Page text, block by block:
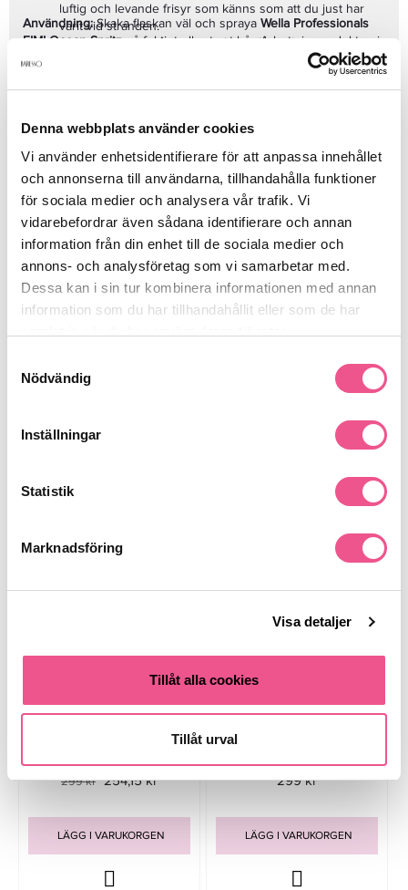
Denna webbplats använder cookies
Vi använder enhetsidentifierare för att anpassa innehållet
och annonserna till användarna, tillhandahålla funktioner
för sociala medier och analysera vår trafik. Vi
vidarebefordrar även sådana identifierare och annan
information från din enhet till de sociala medier och
annons- och analysföretag som vi samarbetar med.
Dessa kan i sin tur kombinera informationen med annan
information som du har tillhandahållit eller som de har
Nödvändig
Inställningar
Statistik
Marknadsföring
Visa detaljer
Tillåt alla cookies
Tillåt urval
luftig och levande frisyr som känns som att du just har
varit vid stranden.
Lätt och flexibel hållbarhet:Håller håret på plats utan att
det känns stelt eller klibbigt, så att du kan ändra stilen när
Passar alla hårtyper:Idealisk för både korta och långa hår,
avslappnad men kontrollerad look.
Användning:Skaka flaskan väl och spraya Wella Professionals
EIMI Ocean Spritzpå fuktigt eller torrt hår. Arbeta in produkten i
håret med händerna för att skapa den önskade texturen och
volymen. Låt håret lufttorka för en naturlig look eller använd en
hårfön för mer definierade vågor.
finish, väljWella Professionals EIMI Ocean Spritz 150ml
perfekta produkten för att ge ditt hår en lätt och naturlig stil.
Se mer
Produktdetaljer
-15%
299 kr 254,15 kr
LÄGG I VARUKORGEN
299 kr
LÄGG I VARUKORGEN